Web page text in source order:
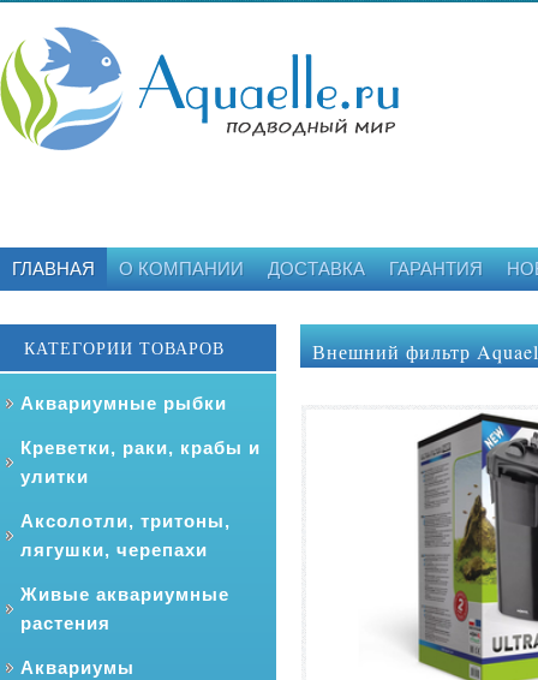
ГЛАВНАЯ О КОМПАНИИ ДОСТАВКА ГАРАНТИЯ
КАТЕГОРИИ ТОВАРОВ
Аквариумные рыбки
Креветки, раки, крабы и
улитки
Аксолотли, тритоны,
лягушки, черепахи
Живые аквариумные
растения
Аквариумы
Внешний фильтр